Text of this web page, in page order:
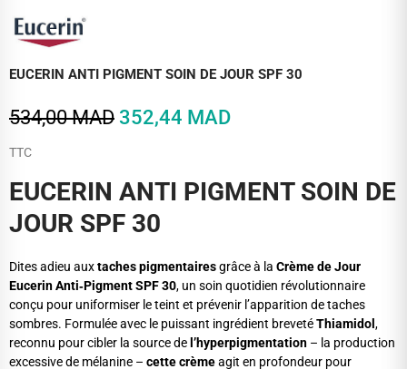
EUCERIN ANTI PIGMENT SOIN DE JOUR SPF 30
534,00 MAD 352,44 MAD
TTC
EUCERIN ANTI PIGMENT SOIN DE
JOUR SPF 30
Dites adieu auxtaches pigmentairesgrâce à la Crème de Jour
Eucerin Anti‑Pigment SPF 30, un soin quotidien révolutionnaire
conçu pour uniformiser le teint et prévenir l’apparition de taches
sombres. Formulée avec le puissant ingrédient brevetéThiamidol ,
reconnu pour cibler la source de l’hyperpigmentation – la production
excessive de mélanine – cette crèmeagit en profondeur pour